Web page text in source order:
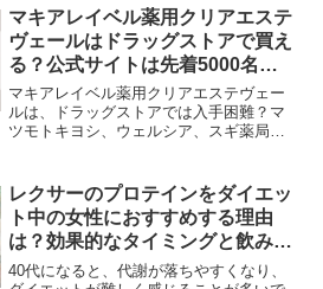
訣です。お肌に合った使い方を見つけ、
美しさを引き出してください。
マキアレイベル薬用クリアエステ
ヴェールはドラッグストアで買え
る？公式サイトは先着5000名様
限定価格
マキアレイベル薬用クリアエステヴェー
ルは、ドラッグストアでは入手困難？マ
ツモトキヨシ、ウェルシア、スギ薬局、
扱いが少ないのが現状です。もしお近く
のドラッグストアで見つからない場合
は、諦めないでください！薬用クリアエ
ステヴェールを確実に購入したい場合
は、以下の場所がおすすめです。
レクサーのプロテインをダイエッ
ト中の女性におすすめする理由
は？効果的なタイミングと飲み方
を解説！
40代になると、代謝が落ちやすくなり、